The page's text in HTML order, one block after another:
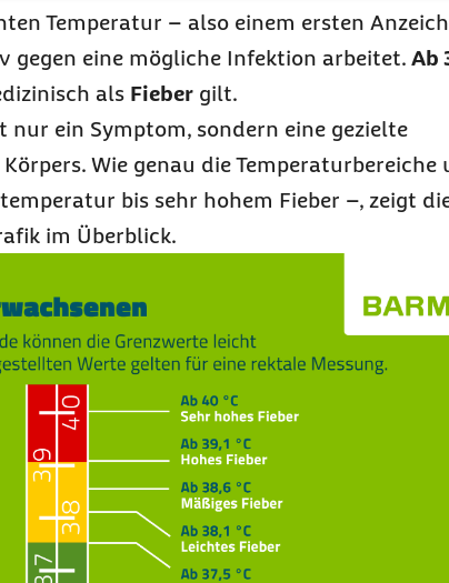
Temperatur – also einem ersten
gegen eine mögliche Infektion arbeitet. Ab
als Fieber gilt.
nur ein Symptom, sondern eine gezielte
Wie genau die
bis sehr hohem Fieber –, zeigt
im Überblick.